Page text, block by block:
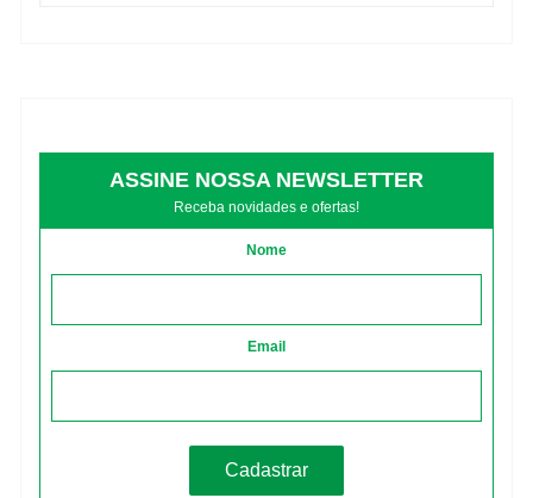
ASSINE NOSSA NEWSLETTER
Receba novidades e ofertas!
Nome
Email